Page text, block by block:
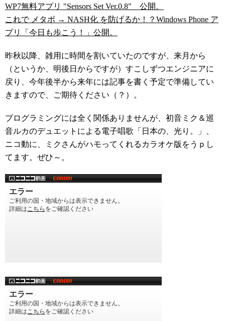
WP7無料アプリ "Sensors Set Ver.0.8" 公開。
これで メタボ → NASH化 を防げるか！？Windows Phone ア
プリ「今日も歩こう！」公開。
昨秋以降、雑用に時間を割いていたのですが、来月から
（というか、明後日からですが）すこしずつエンジニアに
戻り、今年後半から来年には記事を書く予定で準備してい
きますので、ご期待ください（？）。
プログラミングには全く関係ありませんが、初音ミク＆巡
音ルカのデュエットによる電子唱歌「日本の、光り。」、
ニコ動に、ミクさんがハモってくれるカラオケ版をうｐし
てます。ぜひ～。